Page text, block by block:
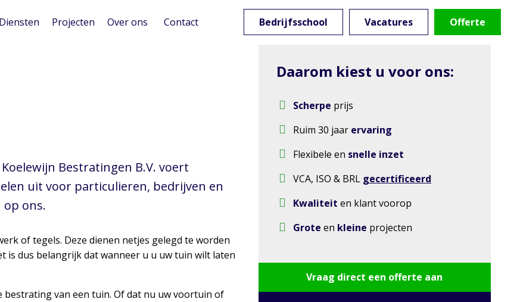
Diensten Projecten Over ons Contact Bedrijfsschool Vacatures Offerte
Bestratingen B.V. voert
uit voor particulieren, bedrijven en
op ons.
of tegels. Deze dienen netjes gelegd te worden
is dus belangrijk dat wanneer u u uw tuin wilt laten
bestrating van een tuin. Of dat nu uw voortuin of
Daarom kiest u voor ons:
Scherpe prijs
Ruim 30 jaar ervaring
Flexibele en snelle inzet
VCA, ISO & BRL gecertificeerd
Kwaliteit en klant voorop
Grote en kleine projecten
Vraag direct een offerte aan